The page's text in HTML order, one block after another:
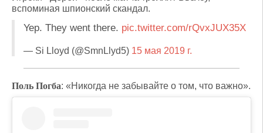
вспоминая шпионский скандал.
Yep. They went there. pic.twitter.com/rQvxJUX35X
— Si Lloyd (@SmnLlyd5) 15 мая 2019 г.
Поль Погба: «Никогда не забывайте о том, что важно».